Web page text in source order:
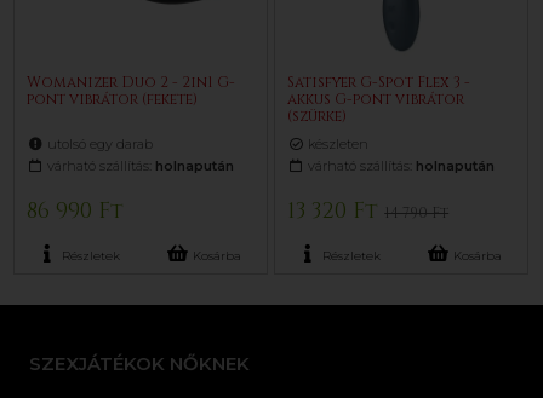
Womanizer Duo 2 - 2in1 G-
pont vibrátor (fekete)
utolsó egy darab
várható szállítás: holnapután
86 990 Ft
Részletek Kosárba
Satisfyer G-Spot Flex 3 -
akkus G-pont vibrátor
(szürke)
készleten
várható szállítás: holnapután
13 320 Ft14 790 Ft
Részletek Kosárba
SZEXJÁTÉKOK NŐKNEK